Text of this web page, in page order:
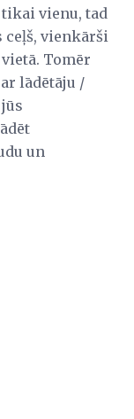
vienu, tad
ceļš, vienkārši
Tomēr
lādētāju /
un